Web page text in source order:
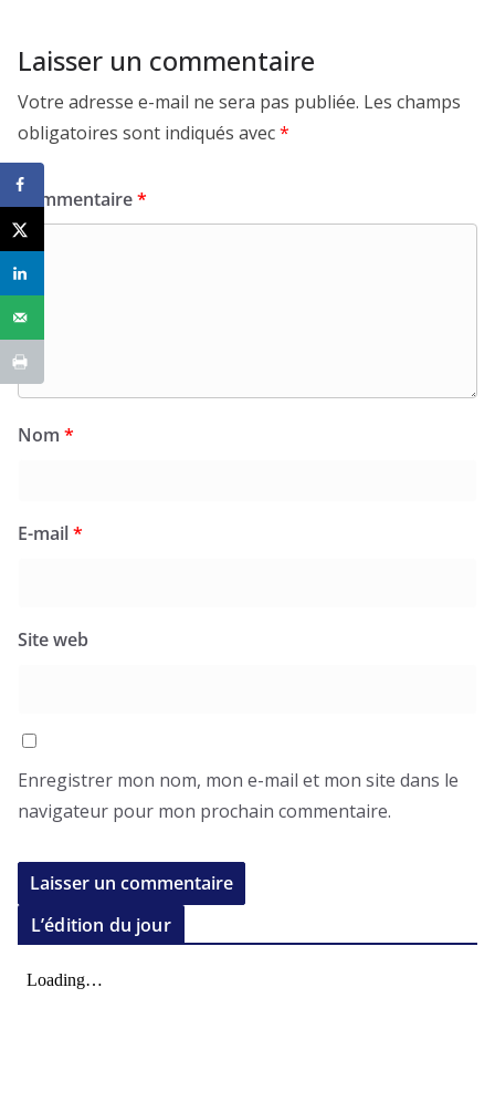
Laisser un commentaire
Votre adresse e-mail ne sera pas publiée. Les champs
obligatoires sont indiqués avec*
Commentaire*
Nom *
E-mail*
Site web
Enregistrer mon nom, mon e-mail et mon site dans le
navigateur pour mon prochain commentaire.
L’édition du jour